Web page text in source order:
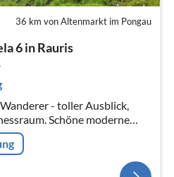
36 km von Altenmarkt im Pongau
6 in Rauris
- toller Ausblick,
Schöne moderne
und einem